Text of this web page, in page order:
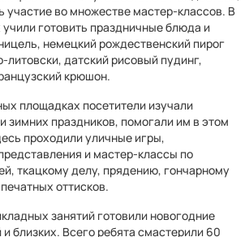
участие во множестве мастер-классов. В
готовить праздничные блюда и
немецкий рождественский пирог
датский рисовый пудинг,
крюшон.
площадках посетители изучали
зимних праздников, помогали им в этом
проходили уличные игры,
и мастер-классы по
ткацкому делу, прядению, гончарному
оттисков.
занятий готовили новогодние
близких. Всего ребята смастерили 60